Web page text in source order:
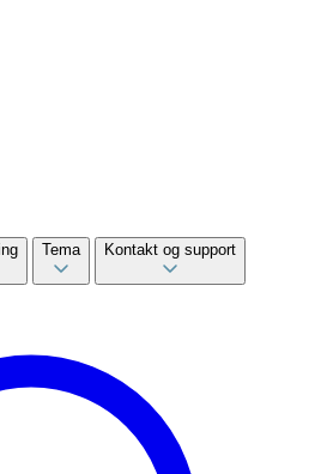
Tema Kontakt og support